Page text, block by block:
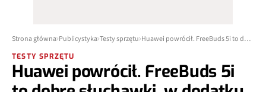
Strona główna Publicystyka Testy sprzętu Huawei powrócił. FreeBuds 5i to dobre słuchawki, w dodatku niedrogie (test)
TESTY SPRZĘTU
Huawei powrócił. FreeBuds 5i